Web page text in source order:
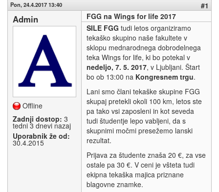
Pon, 24.4.2017 13:40 #1
Admin
Offline
Zadnji dostop: 3
tedni 3 dnevi nazaj
Uporabnik že od:
30.4.2015
FGG na Wings for life 2017
SILE FGG tudi letos organiziramo
tekaško skupino naše fakultete v
sklopu mednarodnega dobrodelnega
teka Wings for life, ki bo potekal v
nedeljo, 7. 5. 2017, v Ljubljani. Štart
bo ob 13:00 na Kongresnem trgu.
Lani smo člani tekaške skupine FGG
skupaj pretekli okoli 100 km, letos ste
pa tako vsi zaposleni in kot seveda
tudi študentje lepo vabljeni, da s
skupnimi močmi presežemo lanski
rezultat.
Prijava za študente znaša 20 €, za vse
ostale pa 30 €. V ceni je všteta tudi
ekipna tekaška majica priznane
blagovne znamke.